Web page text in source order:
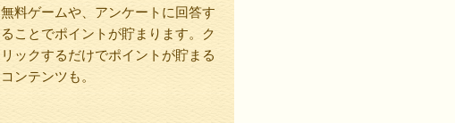
無料ゲームや、アンケートに回答す
ることでポイントが貯まります。ク
リックするだけでポイントが貯まる
コンテンツも。